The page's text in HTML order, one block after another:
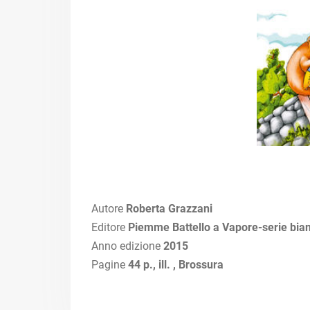
Autore Roberta Grazzani
Editore Piemme Battello a Vapore-serie
Anno edizione 2015
Pagine 44 p., ill. , Brossura